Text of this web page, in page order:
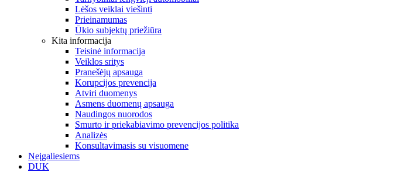
Lėšos veiklai viešinti
Prieinamumas
Ūkio subjektų priežiūra
Kita informacija
Teisinė informacija
Veiklos sritys
Pranešėjų apsauga
Korupcijos prevencija
Atviri duomenys
Asmens duomenų apsauga
Naudingos nuorodos
Smurto ir priekabiavimo prevencijos politika
Analizės
Konsultavimasis su visuomene
Neįgaliesiems
DUK